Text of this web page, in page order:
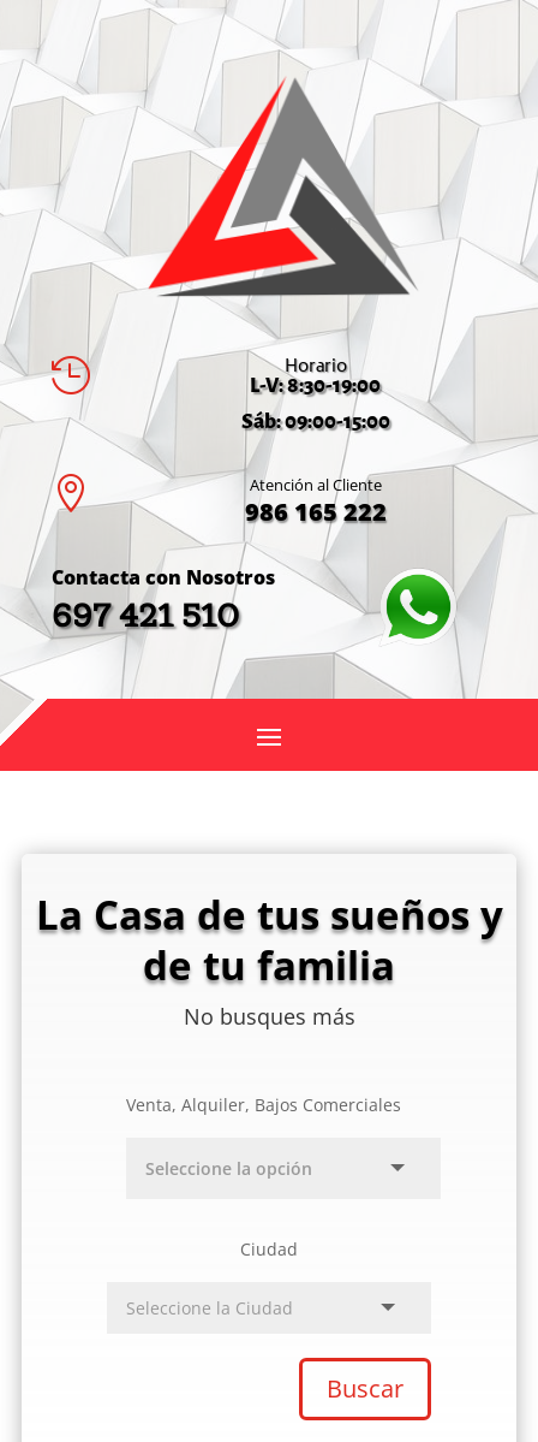
 Horario
L-V: 8:30-19:00
Sáb: 09:00-15:00
 Atención al Cliente
986 165 222
Contacta con Nosotros
697 421 510
La Casa de tus sueños y
de tu familia
No busques más
Venta, Alquiler, Bajos Comerciales
Ciudad
Buscar